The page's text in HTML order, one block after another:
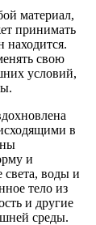
материал,
принимать
находится.
свою
условий,
в
и
света, воды и
тело из
и другие
среды.